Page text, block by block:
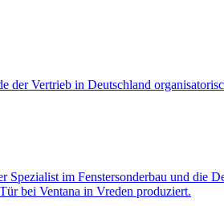
der Vertrieb in Deutschland
im Fenstersonderbau und die
bei Ventana in Vreden produziert.